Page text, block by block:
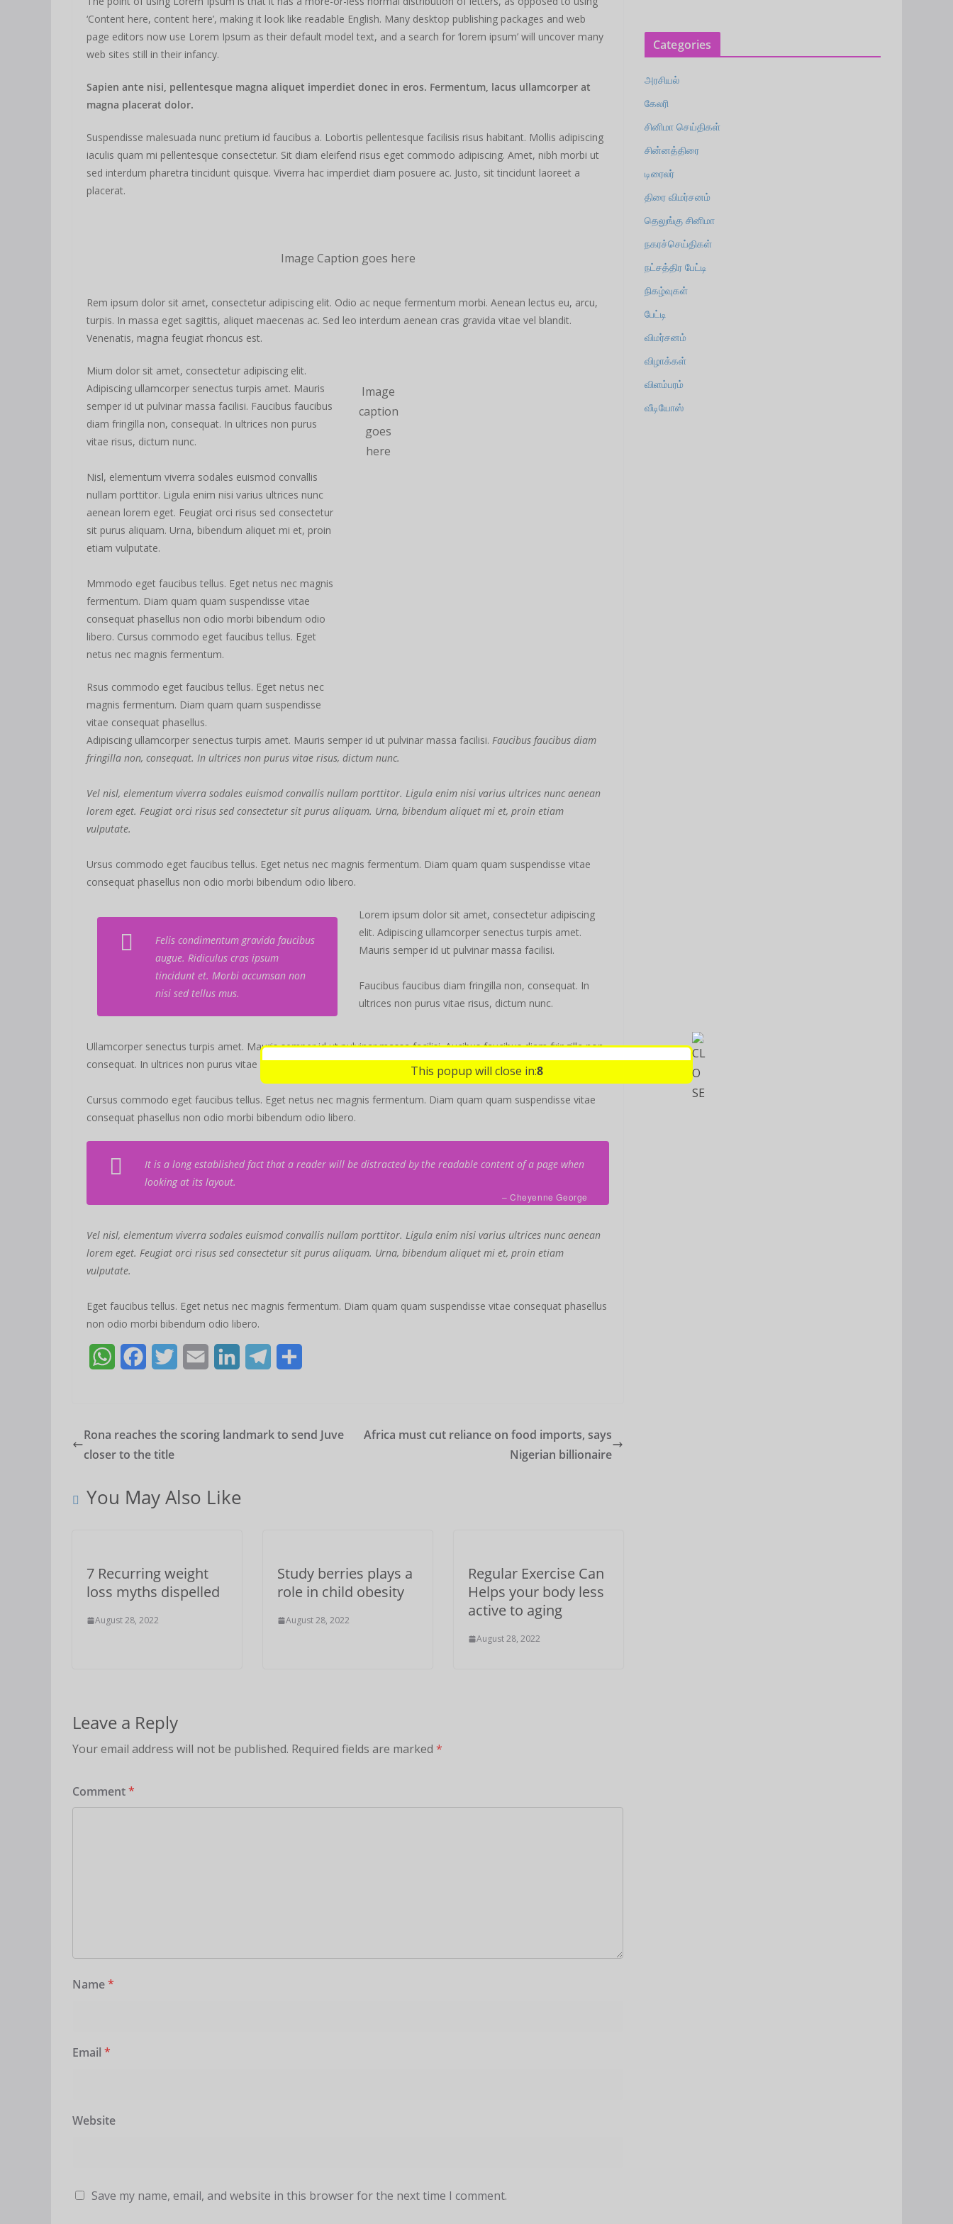
‘Content here, content here’, making it look like readable English. Many desktop publishing packages and web
page editors now use Lorem Ipsum as their default model text, and a search for ‘lorem ipsum’ will uncover many
web sites still in their infancy.
Sapien ante nisi, pellentesque magna aliquet imperdiet donec in eros. Fermentum, lacus ullamcorper at
magna placerat dolor.
Suspendisse malesuada nunc pretium id faucibus a. Lobortis pellentesque facilisis risus habitant. Mollis adipiscing
iaculis quam mi pellentesque consectetur. Sit diam eleifend risus eget commodo adipiscing. Amet, nibh morbi ut
sed interdum pharetra tincidunt quisque. Viverra hac imperdiet diam posuere ac. Justo, sit tincidunt laoreet a
placerat.
Image Caption goes here
Rem ipsum dolor sit amet, consectetur adipiscing elit. Odio ac neque fermentum morbi. Aenean lectus eu, arcu,
turpis. In massa eget sagittis, aliquet maecenas ac. Sed leo interdum aenean cras gravida vitae vel blandit.
Venenatis, magna feugiat rhoncus est.
Mium dolor sit amet, consectetur adipiscing elit.
Adipiscing ullamcorper senectus turpis amet. Mauris
semper id ut pulvinar massa facilisi. Faucibus faucibus
diam fringilla non, consequat. In ultrices non purus
vitae risus, dictum nunc.
Nisl, elementum viverra sodales euismod convallis
nullam porttitor. Ligula enim nisi varius ultrices nunc
aenean lorem eget. Feugiat orci risus sed consectetur
sit purus aliquam. Urna, bibendum aliquet mi et, proin
etiam vulputate.
Mmmodo eget faucibus tellus. Eget netus nec magnis
fermentum. Diam quam quam suspendisse vitae
consequat phasellus non odio morbi bibendum odio
libero. Cursus commodo eget faucibus tellus. Eget
netus nec magnis fermentum.
Rsus commodo eget faucibus tellus. Eget netus nec
magnis fermentum. Diam quam quam suspendisse
vitae consequat phasellus.
Image
caption
goes
here
Adipiscing ullamcorper senectus turpis amet. Mauris semper id ut pulvinar massa facilisi. Faucibus faucibus diam
fringilla non, consequat. In ultrices non purus vitae risus, dictum nunc.
Vel nisl, elementum viverra sodales euismod convallis nullam porttitor. Ligula enim nisi varius ultrices nunc aenean
lorem eget. Feugiat orci risus sed consectetur sit purus aliquam. Urna, bibendum aliquet mi et, proin etiam
vulputate.
Ursus commodo eget faucibus tellus. Eget netus nec magnis fermentum. Diam quam quam suspendisse vitae
consequat phasellus non odio morbi bibendum odio libero.
Felis condimentum gravida faucibus
augue. Ridiculus cras ipsum
tincidunt et. Morbi accumsan non
nisi sed tellus mus.
Lorem ipsum dolor sit amet, consectetur adipiscing
elit. Adipiscing ullamcorper senectus turpis amet.
Mauris semper id ut pulvinar massa facilisi.
Faucibus faucibus diam fringilla non, consequat. In
ultrices non purus vitae risus, dictum nunc.
Ullamcorper senectus turpis amet. Mauris semper id ut pulvinar massa facilisi. Aucibus faucibus diam fringilla non,
consequat. In ultrices non purus vitae risus, dictum nunc.Feugiat orci risus sed consectetur sit purus aliquam.
Cursus commodo eget faucibus tellus. Eget netus nec magnis fermentum. Diam quam quam suspendisse vitae
consequat phasellus non odio morbi bibendum odio libero.
It is a long established fact that a reader will be distracted by the readable content of a page when
looking at its layout.
– Cheyenne George
Vel nisl, elementum viverra sodales euismod convallis nullam porttitor. Ligula enim nisi varius ultrices nunc aenean
lorem eget. Feugiat orci risus sed consectetur sit purus aliquam. Urna, bibendum aliquet mi et, proin etiam
vulputate.
Eget faucibus tellus. Eget netus nec magnis fermentum. Diam quam quam suspendisse vitae consequat phasellus
non odio morbi bibendum odio libero.
W
t
s
e
b
o
t
i
k
e
r
Rona reaches the scoring landmark to send Juve
closer to the title
Africa must cut reliance on food imports, says
Nigerian billionaire
You May Also Like
7 Recurring weight
loss myths dispelled
August 28, 2022
Study berries plays a
role in child obesity
August 28, 2022
Regular Exercise Can
Helps your body less
active to aging
August 28, 2022
Leave a Reply
Your email address will not be published. Required fields are marked *
Comment*
Name*
Email *
Website
Save my name, email, and website in this browser for the next time I comment.
Categories
அரசியல்
கேலரி
சினிமா செய்திகள்
சின்னத்திரை
டிரைலர்
திரை விமர்சனம்
தெலுங்கு சினிமா
நகரச்செய்திகள்
நட்சத்திர பேட்டி
நிகழ்வுகள்
பேட்டி
விமர்சனம்
விழாக்கள்
விளம்பரம்
வீடியோஸ்
This popup will close in:7